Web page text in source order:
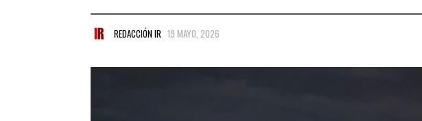
REDACCIÓN IR 19 MAYO, 2026